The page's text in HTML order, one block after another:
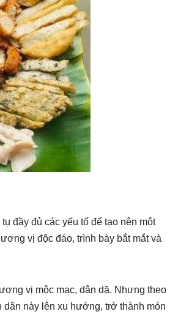
đầy đủ các yếu tố để tạo nên một
vị độc đáo, trình bày bắt mắt và
vị mộc mạc, dân dã. Nhưng theo
này lên xu hướng, trở thành món